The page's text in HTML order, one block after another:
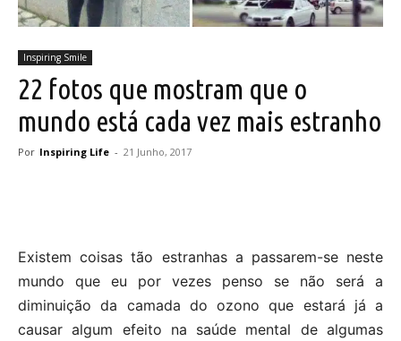
Inspiring Smile
22 fotos que mostram que o
mundo está cada vez mais estranho
Por Inspiring Life - 21 Junho, 2017
Existem coisas tão estranhas a passarem-se neste
mundo que eu por vezes penso se não será a
diminuição da camada do ozono que estará já a
causar algum efeito na saúde mental de algumas